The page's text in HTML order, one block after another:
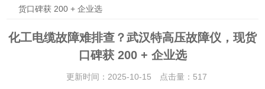
货口碑获 200 + 企业选
化工电缆故障难排查？武汉特高压故障仪，现货
口碑获 200 + 企业选
更新时间：2025-10-15 点击量： 517